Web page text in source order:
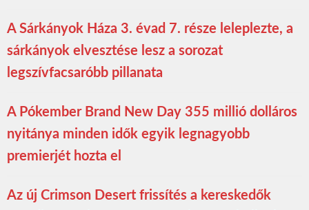
A Sárkányok Háza 3. évad 7. része leleplezte, a
sárkányok elvesztése lesz a sorozat
legszívfacsaróbb pillanata
A Pókember Brand New Day 355 millió dolláros
nyitánya minden idők egyik legnagyobb
premierjét hozta el
Az új Crimson Desert frissítés a kereskedők